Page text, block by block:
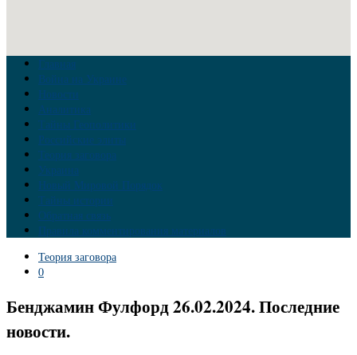
Главная
Война на Украине
Новости
Аналитика
Тайны Геополитики
Российские элиты
Теория заговора
Украина
Новый Мировой Порядок
Тайны истории
Обратная связь
Правила комментирования материалов
Теория заговора
0
Бенджамин Фулфорд 26.02.2024. Последние
новости.